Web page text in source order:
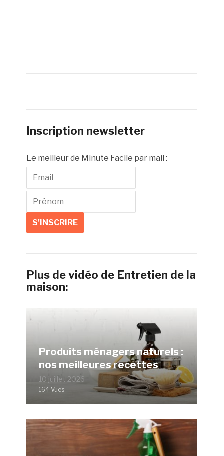
Inscription newsletter
Le meilleur de Minute Facile par mail :
Plus de vidéo de Entretien de la
maison:
Produits ménagers naturels :
nos meilleures recettes
10 juillet 2026
164 Vues